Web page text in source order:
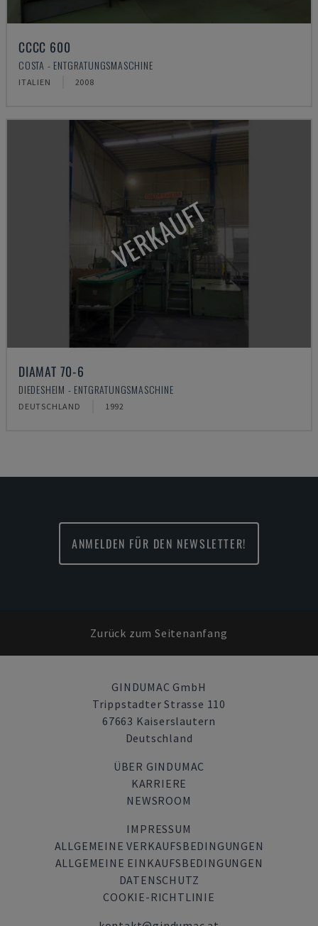
CCCC 600
COSTA - ENTGRATUNGSMASCHINE
ITALIEN 2008
VERKAUFT
DIAMAT 70-6
DIEDESHEIM - ENTGRATUNGSMASCHINE
DEUTSCHLAND 1992
ANMELDEN FÜR DEN NEWSLETTER!
Zurück zum Seitenanfang
GINDUMAC GmbH
Trippstadter Strasse 110
67663 Kaiserslautern
Deutschland
ÜBER GINDUMAC
KARRIERE
NEWSROOM
IMPRESSUM
ALLGEMEINE VERKAUFSBEDINGUNGEN
ALLGEMEINE EINKAUFSBEDINGUNGEN
DATENSCHUTZ
COOKIE-RICHTLINIE